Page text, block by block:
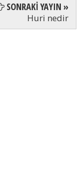
SONRAKİ YAYIN »
Huri nedir